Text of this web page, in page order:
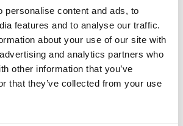
personalise content and ads, to
features and to analyse our traffic.
about your use of our site with
and analytics partners who
other information that you’ve
that they’ve collected from your use